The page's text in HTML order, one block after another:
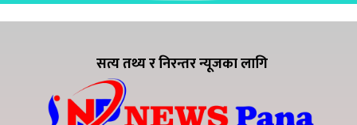
सत्य तथ्य र निरन्तर न्यूजका लागि